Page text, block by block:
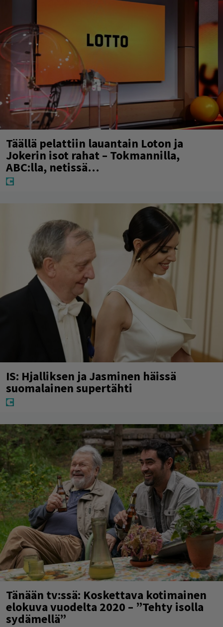
Täällä pelattiin lauantain Loton ja
Jokerin isot rahat – Tokmannilla,
ABC:lla, netissä…
IS: Hjalliksen ja Jasminen häissä
suomalainen supertähti
Tänään tv:ssä: Koskettava kotimainen
elokuva vuodelta 2020 – ”Tehty isolla
sydämellä”